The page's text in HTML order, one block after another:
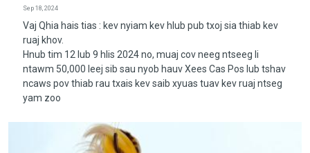
Sep 18, 2024
Vaj Qhia hais tias : kev nyiam kev hlub pub txoj sia thiab kev
ruaj khov.
Hnub tim 12 lub 9 hlis 2024 no, muaj cov neeg ntseeg li
ntawm 50,000 leej sib sau nyob hauv Xees Cas Pos lub tshav
ncaws pov thiab rau txais kev saib xyuas tuav kev ruaj ntseg
yam zoo